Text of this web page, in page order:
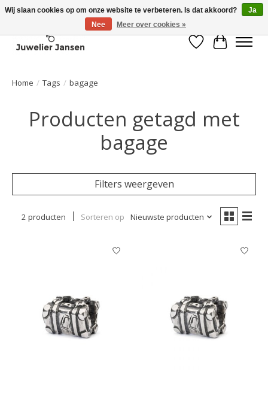
Verlanglijst
Home / Tags / bagage
Producten getagd met
bagage
Filters weergeven
2 producten Sorteren op Nieuwste producten
Wij slaan cookies op om onze website te verbeteren. Is dat akkoord?
Ja
Nee
Meer over cookies »